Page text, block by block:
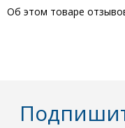
Об этом товаре